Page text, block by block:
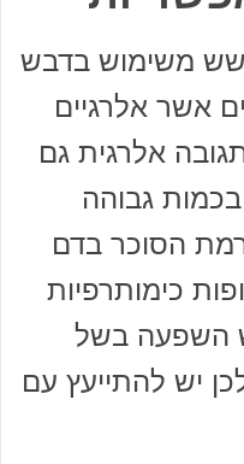
משימוש בדבש
אשר אלרגיים
אלרגית גם
גבוהה
הסוכר בדם
כימותרפיות
השפעה בשל
יש להתייעץ עם